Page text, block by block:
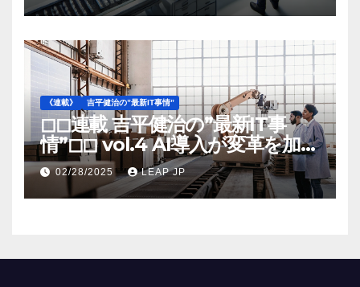
《連載》 吉平健治の”最新IT事情”
◻︎◻︎連載 吉平健治の”最新IT事
情”◻︎◻︎ vol.4 AI導入が変革を加速
する米国製造業の最前線
02/28/2025 LEAP JP